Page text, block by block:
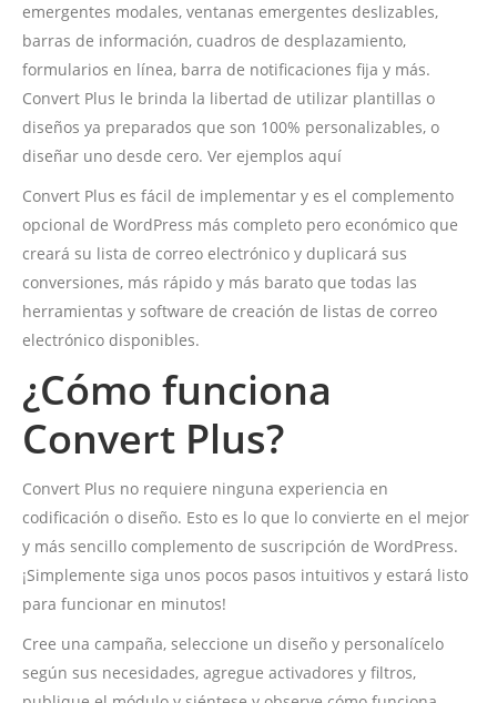
emergentes modales, ventanas emergentes deslizables,
barras de información, cuadros de desplazamiento,
formularios en línea, barra de notificaciones fija y más.
Convert Plus le brinda la libertad de utilizar plantillas o
diseños ya preparados que son 100% personalizables, o
diseñar uno desde cero. Ver ejemplos aquí
Convert Plus es fácil de implementar y es el complemento
opcional de WordPress más completo pero económico que
creará su lista de correo electrónico y duplicará sus
conversiones, más rápido y más barato que todas las
herramientas y software de creación de listas de correo
electrónico disponibles.
¿Cómo funciona
Convert Plus?
Convert Plus no requiere ninguna experiencia en
codificación o diseño. Esto es lo que lo convierte en el mejor
y más sencillo complemento de suscripción de WordPress.
¡Simplemente siga unos pocos pasos intuitivos y estará listo
para funcionar en minutos!
Cree una campaña, seleccione un diseño y personalícelo
según sus necesidades, agregue activadores y filtros,